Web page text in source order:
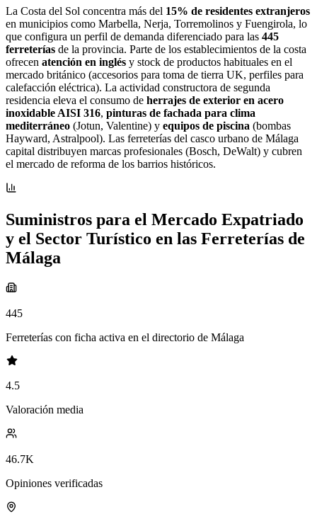
La Costa del Sol concentra más del 15% de residentes extranjeros
en municipios como Marbella, Nerja, Torremolinos y Fuengirola, lo
que configura un perfil de demanda diferenciado para las 445
ferreterías de la provincia. Parte de los establecimientos de la costa
ofrecen atención en inglés y stock de productos habituales en el
mercado británico (accesorios para toma de tierra UK, perfiles para
calefacción eléctrica). La actividad constructora de segunda
residencia eleva el consumo de herrajes de exterior en acero
inoxidable AISI 316, pinturas de fachada para clima
mediterráneo (Jotun, Valentine) y equipos de piscina (bombas
Hayward, Astralpool). Las ferreterías del casco urbano de Málaga
capital distribuyen marcas profesionales (Bosch, DeWalt) y cubren
el mercado de reforma de los barrios históricos.
Suministros para el Mercado Expatriado
y el Sector Turístico en las Ferreterías de
Málaga
445
Ferreterías con ficha activa en el directorio de Málaga
4.5
Valoración media
46.7K
Opiniones verificadas